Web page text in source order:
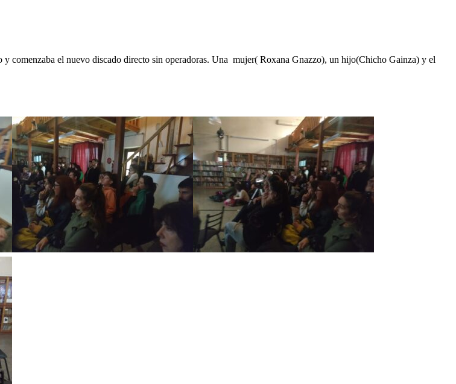
el nuevo discado directo sin operadoras. Una mujer( Roxana Gnazzo), un hijo(Chicho Gainza) y el